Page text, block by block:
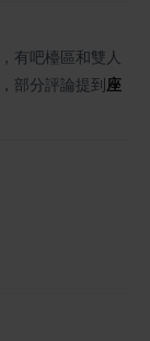
，有吧檯區和雙人
，部分評論提到 座